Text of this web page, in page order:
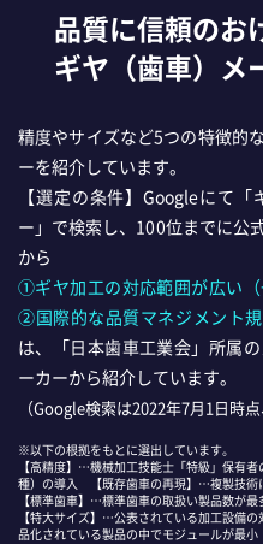
品質に信頼のお
ギヤ（歯車）メ
精度やサイズなど5つの特徴的
ーを紹介しています。
【選定の条件】Googleにて
ー」で検索し、100位までに公
から
①ギヤ加工の対応範囲が広い（
②国際的な品質マネジメント規
は、「日本歯車工業会」所属
ーカーから紹介しています。
（Google検索は2022年7月1日時
※以下の根拠をもとに選出しています。
【高精度】…機械加工技能士「特級」保有
種）の導入 【既存歯車の再現】…複製技術
【標準歯車】…標準歯車の取扱い製品数が最
【特大サイズ】…公表されている加工設
品化されている製品の中でモジュールが最小